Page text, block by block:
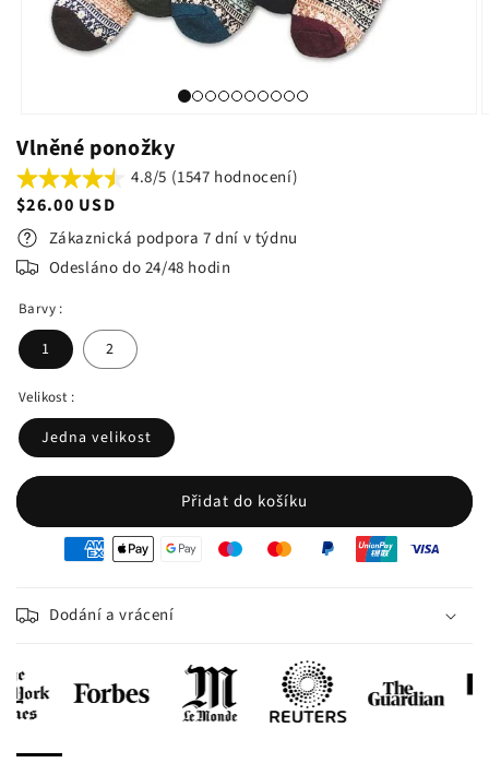
Vlněné ponožky
4.8/5 (1547 hodnocení)
Běžná
cena
$26.00 USD
Zákaznická podpora 7 dní v týdnu
Odesláno do 24/48 hodin
Barvy :
1 2
Velikost :
Jedna velikost
Přidat do košíku
Dodání a vrácení